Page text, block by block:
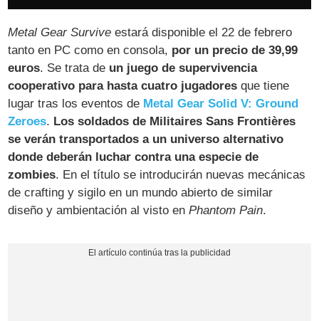
Metal Gear Survive estará disponible el 22 de febrero
tanto en PC como en consola, por un precio de 39,99
euros. Se trata de un juego de supervivencia
cooperativo para hasta cuatro jugadores que tiene
lugar tras los eventos de Metal Gear Solid V: Ground
Zeroes. Los soldados de Militaires Sans Frontières
se verán transportados a un universo alternativo
donde deberán luchar contra una especie de
zombies. En el título se introducirán nuevas mecánicas
de crafting y sigilo en un mundo abierto de similar
diseño y ambientación al visto enPhantom Pain.